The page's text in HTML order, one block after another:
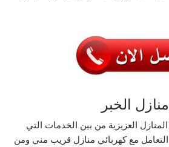
الخبر
العزيزية من بين الخدمات التي
التعامل مع كهربائي منازل قريب مني ومن